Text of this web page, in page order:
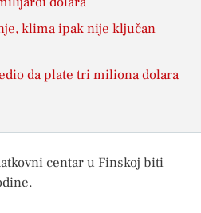
klima ipak nije ključan
da plate tri miliona dolara
centar u Finskoj biti